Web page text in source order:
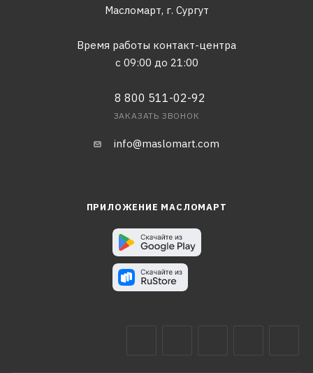
Масломарт, г. Сургут
Время работы контакт-центра
с 09:00 до 21:00
8 800 511-02-92
ЗАКАЗАТЬ ЗВОНОК
info@maslomart.com
ПРИЛОЖЕНИЕ МАСЛОМАРТ